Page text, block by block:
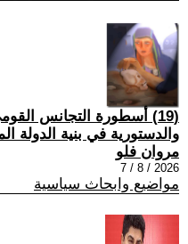
(19) أسطورة التجانس
والدستورية في بنية الدولة
مروان فلو
2026 / 8 / 7
مواضيع وابحاث سياسية